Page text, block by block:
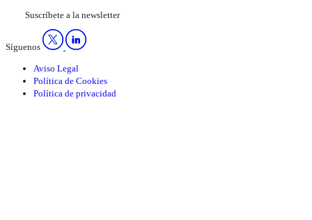
Suscríbete a la newsletter
Síguenos
Aviso Legal
Política de Cookies
Política de privacidad